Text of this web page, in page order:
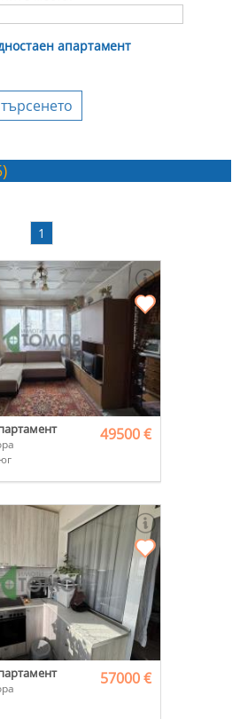
апартамент
1
49500 €
57000 €